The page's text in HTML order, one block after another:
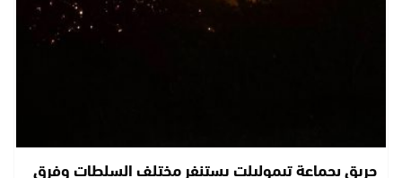
حريق بجماعة تيموليلت يستنفر مختلف السلطات وفرق